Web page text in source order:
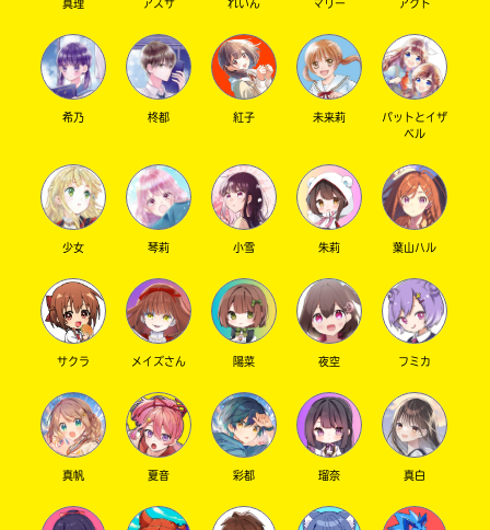
キーワードから探す
オフィシャルアカウント
SNSでシェアする
真理 アズサ れいん マリー アクト
希乃 柊都 紅子 未来莉
パットとイザ
ベル
少女 琴莉 小雪 朱莉 葉山ハル
サクラ メイズさん 陽菜 夜空 フミカ
真帆 夏音 彩都 瑠奈 真白